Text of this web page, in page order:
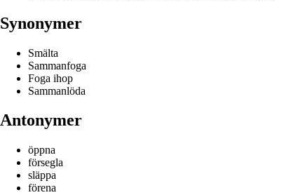
Synonymer
Smälta
Sammanfoga
Foga ihop
Sammanlöda
Antonymer
öppna
försegla
släppa
förena